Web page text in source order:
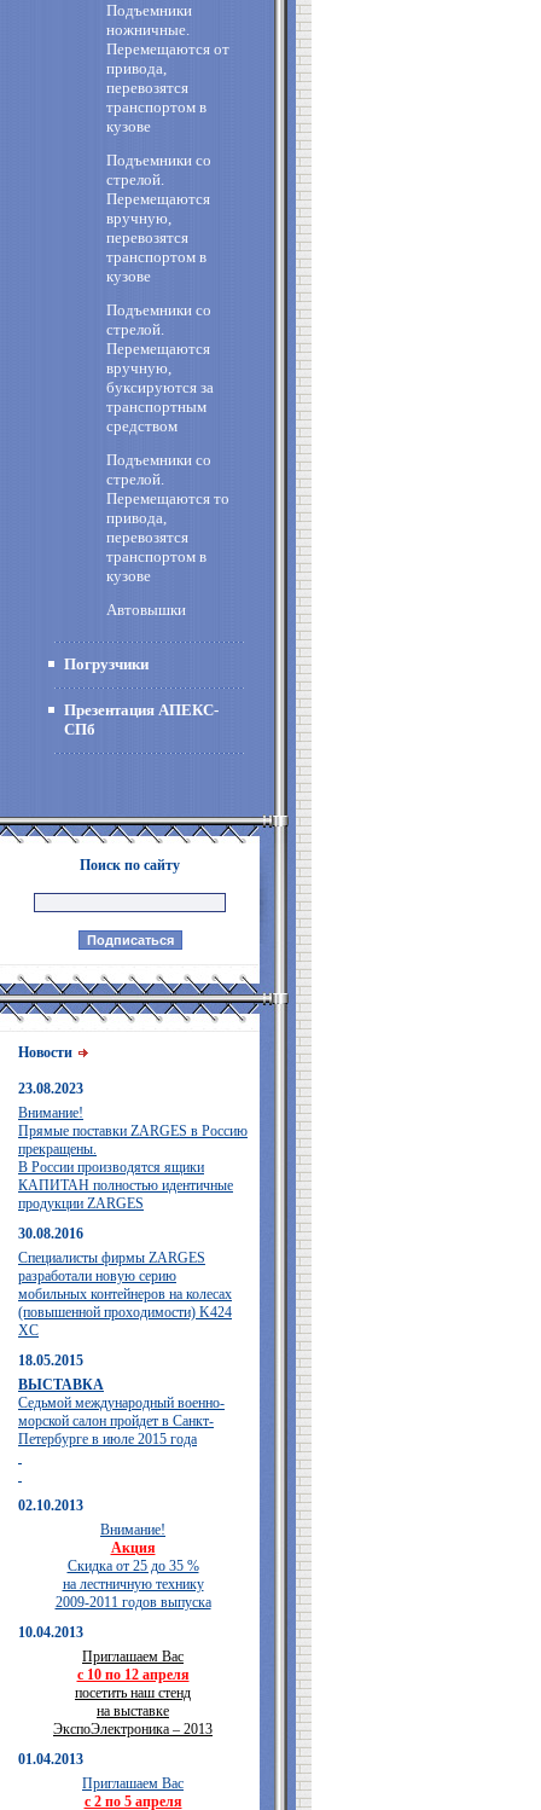
Подъемники
ножничные.
Перемещаются от
привода,
перевозятся
транспортом в
кузове
Подъемники со
стрелой.
Перемещаются
вручную,
перевозятся
транспортом в
кузове
Подъемники со
стрелой.
Перемещаются
вручную,
буксируются за
транспортным
средством
Подъемники со
стрелой.
Перемещаются то
привода,
перевозятся
транспортом в
кузове
Автовышки
Погрузчики
Презентация АПЕКС-
СПб
Поиск по сайту
Новости
23.08.2023
Внимание!
Прямые поставки ZARGES в Россию
прекращены.
В России производятся ящики
КАПИТАН полностью идентичные
продукции ZARGES
30.08.2016
Специалисты фирмы ZARGES
разработали новую серию
мобильных контейнеров на колесах
(повышенной проходимости) K424
XC
18.05.2015
ВЫСТАВКА
Седьмой международный военно-
морской салон пройдет в Санкт-
Петербурге в июле 2015 года
02.10.2013
Внимание!
Акция
Скидка от 25 до 35 %
на лестничную технику
2009-2011 годов выпуска
10.04.2013
Приглашаем Вас
с 10 по 12 апреля
посетить наш стенд
на выставке
ЭкспоЭлектроника – 2013
01.04.2013
Приглашаем Вас
с 2 по 5 апреля